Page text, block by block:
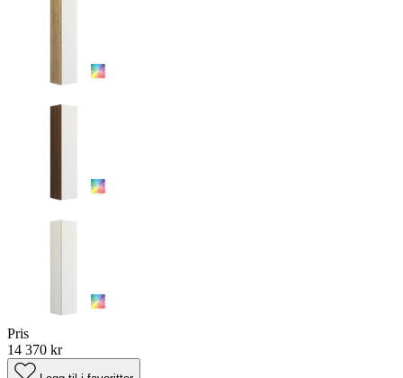
Pris
14 370 kr